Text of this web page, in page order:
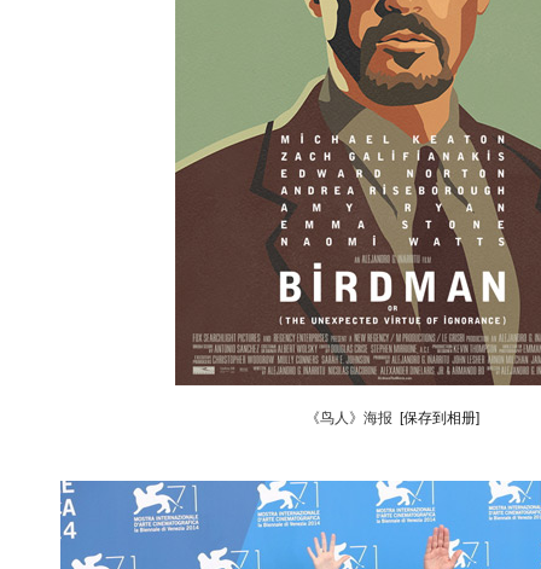
《鸟人》海报 [保存到相册]